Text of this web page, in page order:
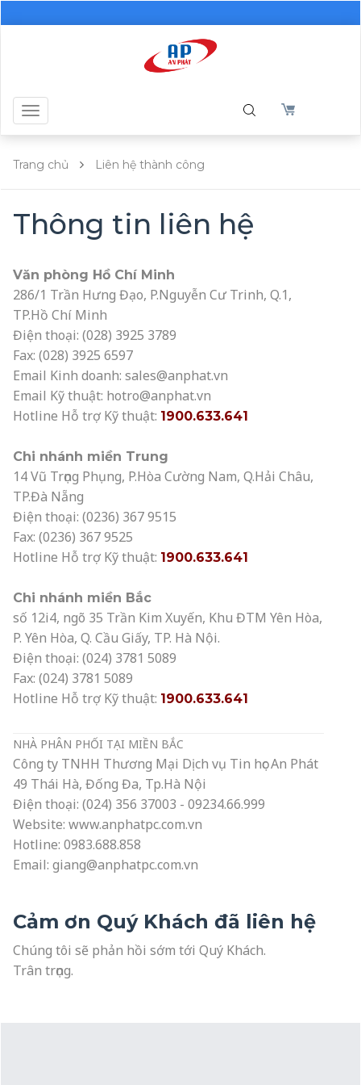
Toggle
navigation
Trang chủ Liên hệ thành công
Thông tin liên hệ
Văn phòng Hồ Chí Minh
286/1 Trần Hưng Đạo, P.Nguyễn Cư Trinh, Q.1,
TP.Hồ Chí Minh
Điện thoại: (028) 3925 3789
Fax: (028) 3925 6597
Email Kinh doanh: sales@anphat.vn
Email Kỹ thuật: hotro@anphat.vn
Hotline Hỗ trợ Kỹ thuật: 1900.633.641
Chi nhánh miền Trung
14 Vũ Trọng Phụng, P.Hòa Cường Nam, Q.Hải Châu,
TP.Đà Nẵng
Điện thoại: (0236) 367 9515
Fax: (0236) 367 9525
Hotline Hỗ trợ Kỹ thuật: 1900.633.641
Chi nhánh miền Bắc
số 12i4, ngõ 35 Trần Kim Xuyến, Khu ĐTM Yên Hòa,
P. Yên Hòa, Q. Cầu Giấy, TP. Hà Nội.
Điện thoại: (024) 3781 5089
Fax: (024) 3781 5089
Hotline Hỗ trợ Kỹ thuật: 1900.633.641
NHÀ PHÂN PHỐI TẠI MIỀN BẮC
Công ty TNHH Thương Mại Dịch vụ Tin học An Phát
49 Thái Hà, Đống Đa, Tp.Hà Nội
Điện thoại: (024) 356 37003 - 09234.66.999
Website: www.anphatpc.com.vn
Hotline: 0983.688.858
Email: giang@anphatpc.com.vn
Cảm ơn Quý Khách đã liên hệ
Chúng tôi sẽ phản hồi sớm tới Quý Khách.
Trân trọng.